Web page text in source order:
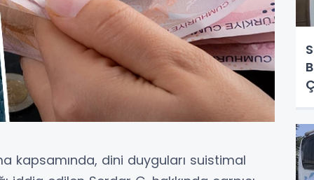
kapsamında, dini duyguları suistimal